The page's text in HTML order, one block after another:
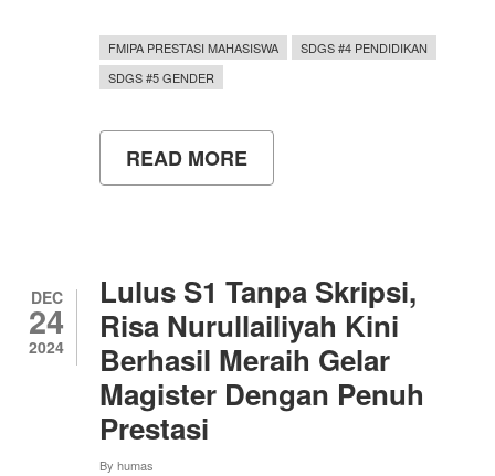
FMIPA PRESTASI MAHASISWA
SDGS #4 PENDIDIKAN
SDGS #5 GENDER
READ MORE
MAHASISWA
JEPANG:
BAHAS
PERAN
KECERDASAN
BUATAN
DALAM
PENDIDIKAN
DEC
24
2024
Lulus S1 Tanpa Skripsi,
Risa Nurullailiyah Kini
Berhasil Meraih Gelar
Magister Dengan Penuh
Prestasi
By humas